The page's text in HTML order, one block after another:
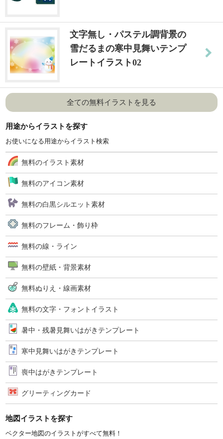
文字無し・パステル調背景の
雪だるまの寒中見舞いテンプ
レートイラスト02
全ての無料イラストを見る
用途からイラストを探す
お使いになる用途からイラスト検索
無料のイラスト素材
無料のアイコン素材
無料の白黒シルエット素材
無料のフレーム・飾り枠
無料の線・ライン
無料の壁紙・背景素材
無料ぬりえ・線画素材
無料の文字・フォントイラスト
暑中・残暑見舞いはがきテンプレート
寒中見舞いはがきテンプレート
喪中はがきテンプレート
グリーティングカード
地図イラストを探す
ベクター地図のイラストがすべて無料！